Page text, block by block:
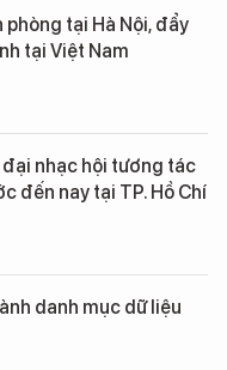
tại Hà Nội, đẩy
tại Việt Nam
nhạc hội tương tác
đến nay tại TP. Hồ Chí
danh mục dữ liệu